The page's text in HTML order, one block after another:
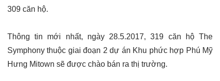
309 căn hộ.
Thông tin mới nhất, ngày 28.5.2017, 319 căn hộ The
Symphony thuộc giai đoạn 2 dự án Khu phức hợp Phú Mỹ
Hưng Mitown sẽ được chào bán ra thị trường.